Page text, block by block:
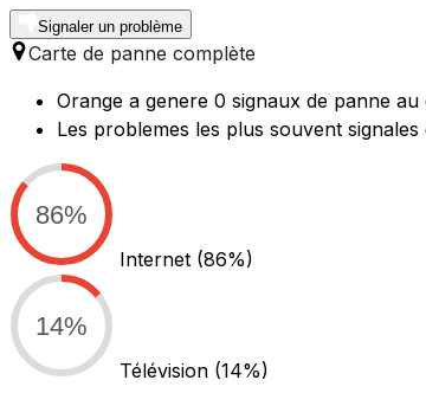
Signaler un problème
Carte de panne complète
Orange a genere 0 signaux de panne
Les problemes les plus souvent
86%
Internet (86%)
14%
Télévision (14%)